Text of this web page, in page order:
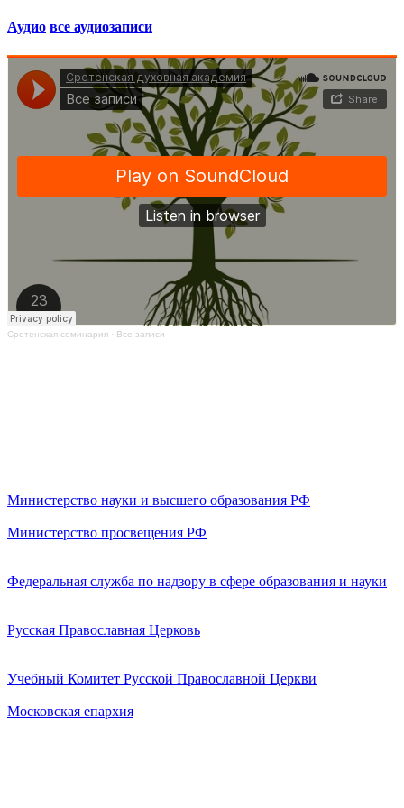
Аудио все аудиозаписи
Сретенская семинария · Все записи
Министерство науки и высшего образования РФ
Министерство просвещения РФ
Федеральная служба по надзору в сфере образования и науки
Русская Православная Церковь
Учебный Комитет Русской Православной Церкви
Московская епархия